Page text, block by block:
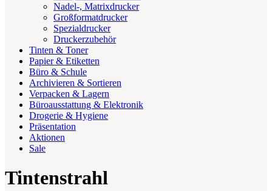
Nadel-, Matrixdrucker
Großformatdrucker
Spezialdrucker
Druckerzubehör
Tinten & Toner
Papier & Etiketten
Büro & Schule
Archivieren & Sortieren
Verpacken & Lagern
Büroausstattung & Elektronik
Drogerie & Hygiene
Präsentation
Aktionen
Sale
Tintenstrahl